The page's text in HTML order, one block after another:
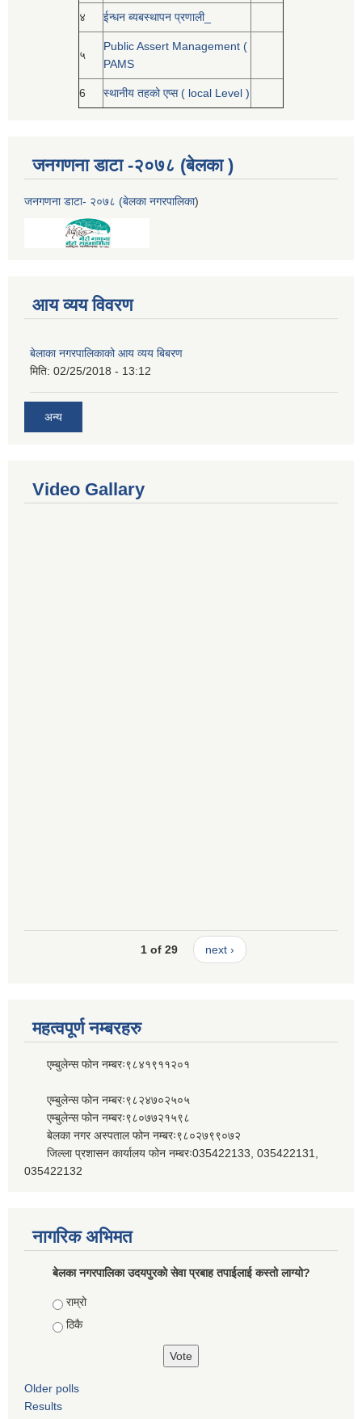
४ ईन्धन ब्यबस्थापन प्रणाली_
५
Public Assert Management (
PAMS
6 स्थानीय तहको एप्स ( local Level )
जनगणना डाटा -२०७८ (बेलका )
जनगणना डाटा- २०७८ (बेलका नगरपालिका)
आय व्यय विवरण
बेलाका नगरपालिकाको आय व्यय बिबरण
मिति: 02/25/2018 - 13:12
अन्य
Video Gallary
1 of 29 next ›
महत्वपूर्ण नम्बरहरु
एम्बुलेन्स फोन नम्बरः९८४१९११२०१
एम्बुलेन्स फोन नम्बरः९८२४७०२५०५
एम्बुलेन्स फोन नम्बरः९८०७७२१५९८
बेलका नगर अस्पताल फोन नम्बरः९८०२७९९०७२
जिल्ला प्रशासन कार्यालय फोन नम्बरः035422133, 035422131,
035422132
नागरिक अभिमत
बेलका नगरपालिका उदयपुरको सेवा प्रबाह तपाईलाई कस्तो लाग्यो?
Choices
राम्रो
ठिकै
Older polls
Results